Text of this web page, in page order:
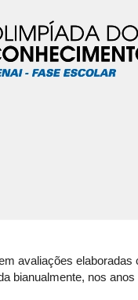
avaliações elaboradas
bianualmente, nos anos